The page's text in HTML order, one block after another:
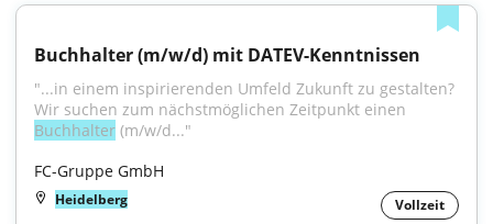
Buchhalter (m/w/d) mit DATEV-Kenntnissen
"...in einem inspirierenden Umfeld Zukunft zu gestalten?
Buchhalter (m/w/d..."
FC-Gruppe GmbH
Heidelberg Vollzeit